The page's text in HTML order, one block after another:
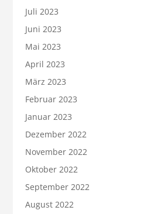
Juli 2023
Juni 2023
Mai 2023
April 2023
März 2023
Februar 2023
Januar 2023
Dezember 2022
November 2022
Oktober 2022
September 2022
August 2022